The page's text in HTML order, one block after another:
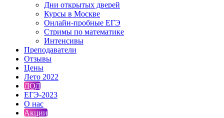
Дни открытых дверей
Курсы в Москве
Онлайн-пробные ЕГЭ
Стримы по математике
Интенсивы
Преподаватели
Отзывы
Цены
Лето 2022
ДОД
ЕГЭ-2023
О нас
Акции